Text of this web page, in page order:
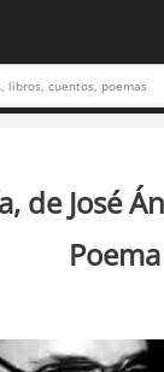
de José
Poema
Video